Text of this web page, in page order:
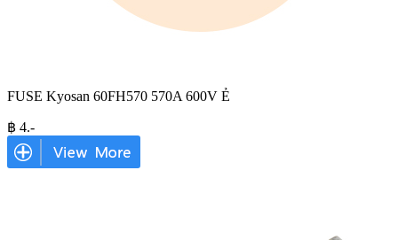
FUSE Kyosan 60FH570 570A 600V Ẻ
฿ 4.-